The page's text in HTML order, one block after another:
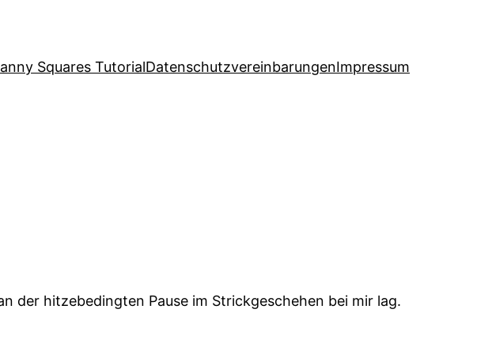
Squares TutorialDatenschutzvereinbarungenImpressum
der hitzebedingten Pause im Strickgeschehen bei mir lag.